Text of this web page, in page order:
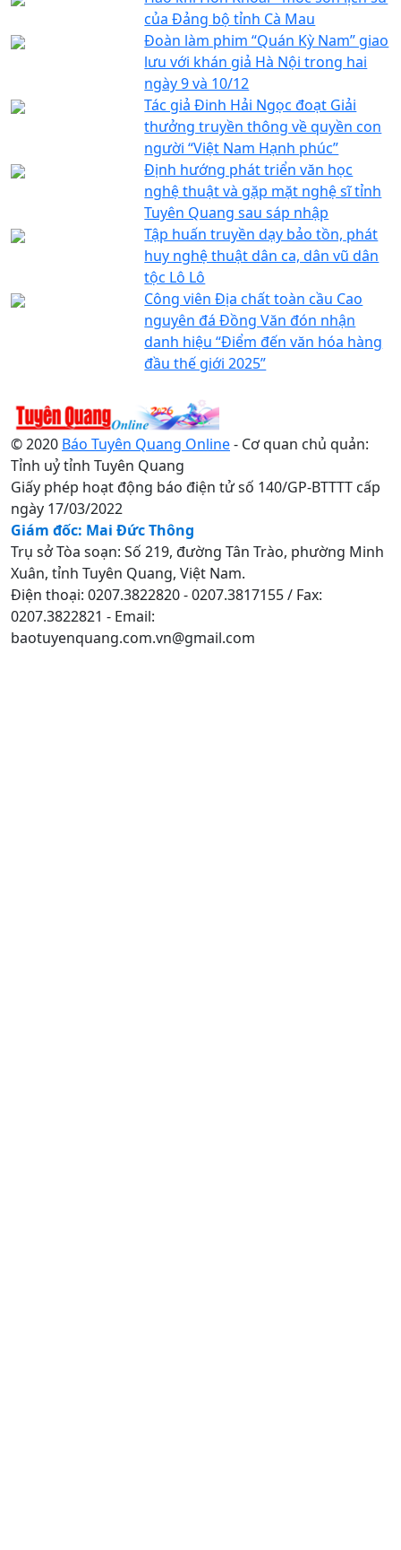
của Đảng bộ tỉnh Cà Mau
Đoàn làm phim “Quán Kỳ Nam” giao
lưu với khán giả Hà Nội trong hai
ngày 9 và 10/12
Tác giả Đinh Hải Ngọc đoạt Giải
thưởng truyền thông về quyền con
người “Việt Nam Hạnh phúc”
Định hướng phát triển văn học
nghệ thuật và gặp mặt nghệ sĩ tỉnh
Tuyên Quang sau sáp nhập
Tập huấn truyền dạy bảo tồn, phát
huy nghệ thuật dân ca, dân vũ dân
tộc Lô Lô
Công viên Địa chất toàn cầu Cao
nguyên đá Đồng Văn đón nhận
danh hiệu “Điểm đến văn hóa hàng
đầu thế giới 2025”
© 2020 Báo Tuyên Quang Online- Cơ quan chủ quản:
Tỉnh uỷ tỉnh Tuyên Quang
Giấy phép hoạt động báo điện tử số 140/GP-BTTTT cấp
ngày 17/03/2022
Giám đốc: Mai Đức Thông
Trụ sở Tòa soạn: Số 219, đường Tân Trào, phường Minh
Xuân, tỉnh Tuyên Quang, Việt Nam.
Điện thoại: 0207.3822820 - 0207.3817155 / Fax:
0207.3822821 - Email:
baotuyenquang.com.vn@gmail.com